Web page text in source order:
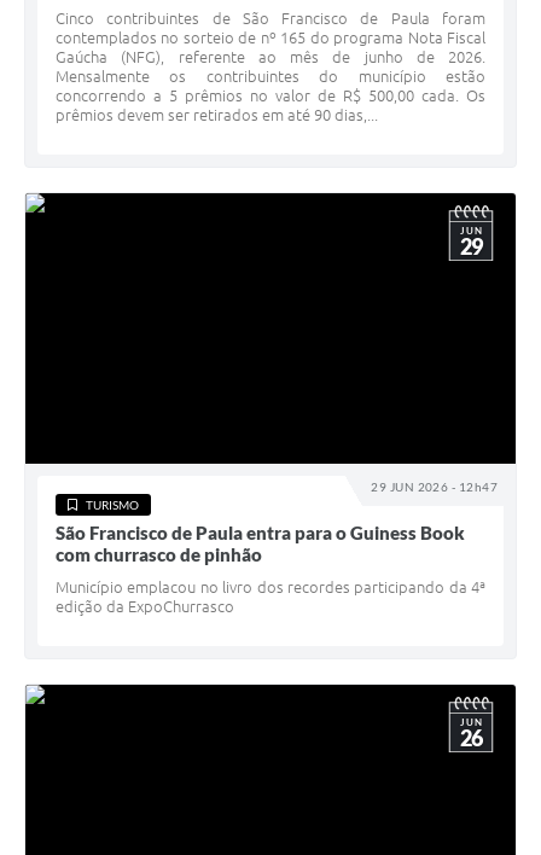
Cinco contribuintes de São Francisco de Paula foram
contemplados no sorteio de nº 165 do programa Nota Fiscal
Gaúcha (NFG), referente ao mês de junho de 2026.
Mensalmente os contribuintes do município estão
concorrendo a 5 prêmios no valor de R$ 500,00 cada. Os
prêmios devem ser retirados em até 90 dias,...
29 JUN 2026 - 12h47
JUN
29
TURISMO
São Francisco de Paula entra para o Guiness Book
com churrasco de pinhão
Município emplacou no livro dos recordes participando da 4ª
edição da ExpoChurrasco
JUN
26